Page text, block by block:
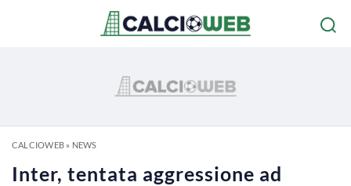
CALCIOWEB» NEWS
Inter, tentata aggressione ad